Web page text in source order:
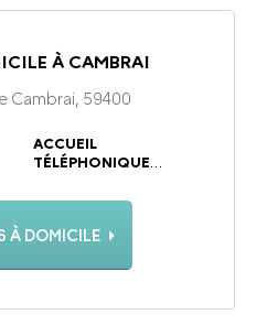
À CAMBRAI
Cambrai, 59400
19H
ACCUEIL
TÉLÉPHONIQUE
DIMANCHE DE 9H À 19H
À DOMICILE